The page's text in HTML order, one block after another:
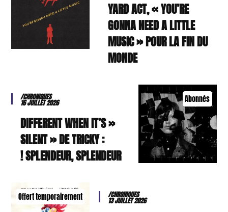
YARD ACT, « YOU’RE
GONNA NEED A LITTLE
MUSIC » POUR LA FIN DU
MONDE
Abonnés
/CHRONIQUES
16 JUILLET 2026
« DIFFERENT WHEN IT’S
SILENT » DE TRICKY :
SPLENDEUR, SPLENDEUR !
Offert temporairement /CHRONIQUES
13 JUILLET 2026